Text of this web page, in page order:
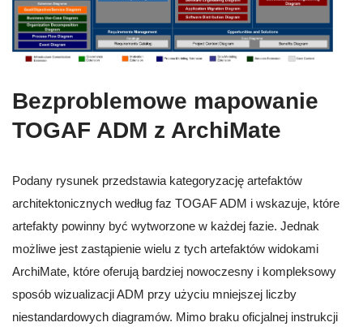
Bezproblemowe mapowanie
TOGAF ADM z ArchiMate
Podany rysunek przedstawia kategoryzację artefaktów
architektonicznych według faz TOGAF ADM i wskazuje, które
artefakty powinny być wytworzone w każdej fazie. Jednak
możliwe jest zastąpienie wielu z tych artefaktów widokami
ArchiMate, które oferują bardziej nowoczesny i kompleksowy
sposób wizualizacji ADM przy użyciu mniejszej liczby
niestandardowych diagramów. Mimo braku oficjalnej instrukcji